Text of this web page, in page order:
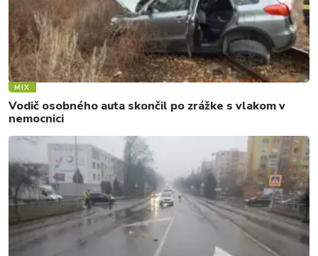
MIX
Vodič osobného auta skončil po zrážke s vlakom v
nemocnici